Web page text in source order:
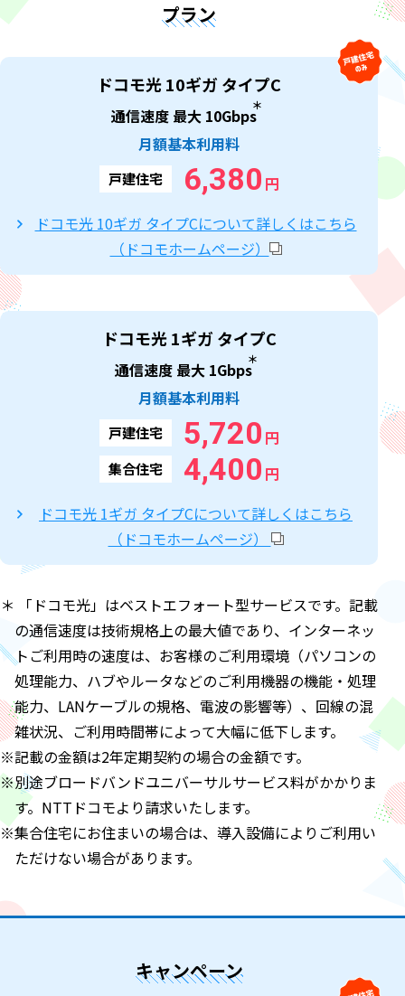
プラン
ドコモ光 10ギガ タイプC
通信速度 最大 10Gbps
＊
月額基本利用料
戸建住宅 6,380 円
ドコモ光 10ギガ タイプCについて詳しくはこちら
（ドコモホームページ）
ドコモ光 1ギガ タイプC
通信速度 最大 1Gbps
＊
月額基本利用料
戸建住宅 5,720 円
集合住宅 4,400 円
ドコモ光 1ギガ タイプCについて詳しくはこちら
（ドコモホームページ）
＊ 「ドコモ光」はベストエフォート型サービスです。記載
の通信速度は技術規格上の最大値であり、インターネッ
トご利用時の速度は、お客様のご利用環境（パソコンの
処理能力、ハブやルータなどのご利用機器の機能・処理
能力、LANケーブルの規格、電波の影響等）、回線の混
雑状況、ご利用時間帯によって大幅に低下します。
※記載の金額は2年定期契約の場合の金額です。
※別途ブロードバンドユニバーサルサービス料がかかりま
す。NTTドコモより請求いたします。
※集合住宅にお住まいの場合は、導入設備によりご利用い
ただけない場合があります。
キャンペーン